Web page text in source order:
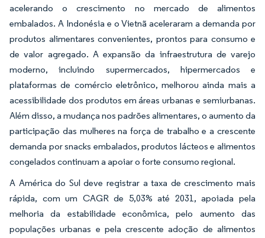
acelerando o crescimento no mercado de alimentos
embalados. A Indonésia e o Vietnã aceleraram a demanda por
produtos alimentares convenientes, prontos para consumo e
de valor agregado. A expansão da infraestrutura de varejo
moderno, incluindo supermercados, hipermercados e
plataformas de comércio eletrônico, melhorou ainda mais a
acessibilidade dos produtos em áreas urbanas e semiurbanas.
Além disso, a mudança nos padrões alimentares, o aumento da
participação das mulheres na força de trabalho e a crescente
demanda por snacks embalados, produtos lácteos e alimentos
congelados continuam a apoiar o forte consumo regional.
A América do Sul deve registrar a taxa de crescimento mais
rápida, com um CAGR de 5,03% até 2031, apoiada pela
melhoria da estabilidade econômica, pelo aumento das
populações urbanas e pela crescente adoção de alimentos